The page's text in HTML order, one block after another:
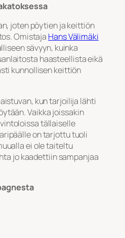
joten pöytien ja keittiön
Omistaja Hans Välimäki
sävyyn, kuinka
haasteellista eikä
kunnollisen keittiön
kun tarjoilija lähti
Vaikka joissakin
tällaiselle
on tarjottu tuoli
ei ole taiteltu
jo kaadettiin sampanjaa